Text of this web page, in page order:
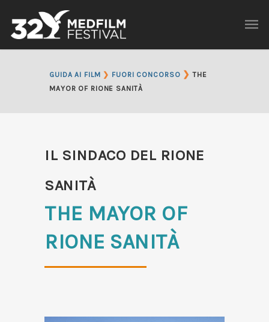
GUIDA AI FILM ❯ FUORI CONCORSO ❯ THE
MAYOR OF RIONE SANITÀ
IL SINDACO DEL RIONE
SANITÀ
THE MAYOR OF
RIONE SANITÀ